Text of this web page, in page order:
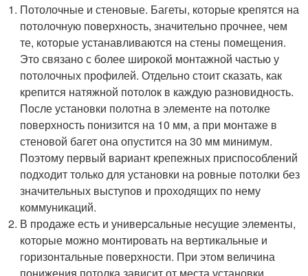
Потолочные и стеновые. Багеты, которые крепятся на
потолочную поверхность, значительно прочнее, чем
те, которые устанавливаются на стены помещения.
Это связано с более широкой монтажной частью у
потолочных профилей. Отдельно стоит сказать, как
крепится натяжной потолок в каждую разновидность.
После установки полотна в элементе на потолке
поверхность понизится на 10 мм, а при монтаже в
стеновой багет она опустится на 30 мм минимум.
Поэтому первый вариант крепежных приспособлений
подходит только для установки на ровные потолки без
значительных выступов и проходящих по нему
коммуникаций.
В продаже есть и универсальные несущие элементы,
которые можно монтировать на вертикальные и
горизонтальные поверхности. При этом величина
понижения потолка зависит от места установки